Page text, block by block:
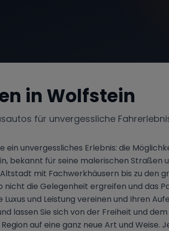
in Wolfstein
für unvergessliche
unvergessliches Erlebnis: die
bekannt für seine malerischen Straßen
mit Fachwerkhäusern bis zu den
die Gelegenheit ergreifen und das
und Leistung vereinen und Ihren
lassen Sie sich von der Freiheit und
auf eine ganz neue Art und Weise.